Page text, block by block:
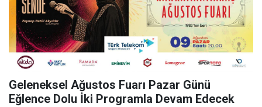
Geleneksel Ağustos Fuarı Pazar Günü
Eğlence Dolu İki Programla Devam Edecek